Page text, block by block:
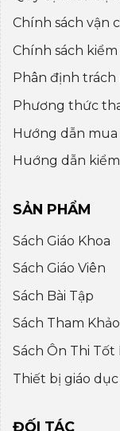
Chính sách vận
Chính sách
Phân định trách
Phương thức
Hướng dẫn
Huớng dẫn
SẢN PHẨM
Sách Giáo Khoa
Sách Giáo Viên
Sách Bài Tập
Sách Tham Khảo
Sách Ôn Thi Tốt
Thiết bị giáo dục
ĐỐI TÁC